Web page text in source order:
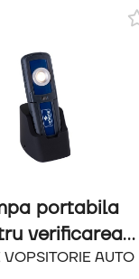
portabila
verificarea
Roberlo
VOPSITORIE AUTO